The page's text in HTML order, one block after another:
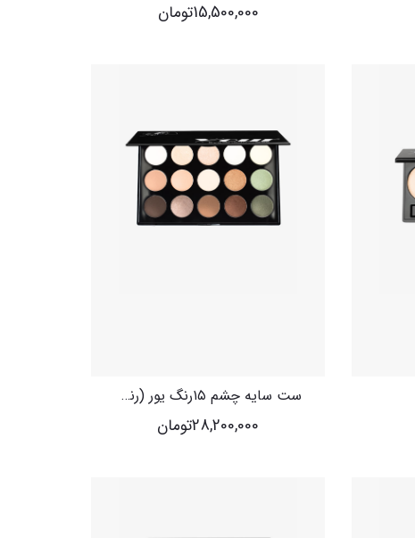
15,500,000تومان
ست سایه چشم ۱۵رنگ یور (رنگ های گرم)
28,200,000تومان